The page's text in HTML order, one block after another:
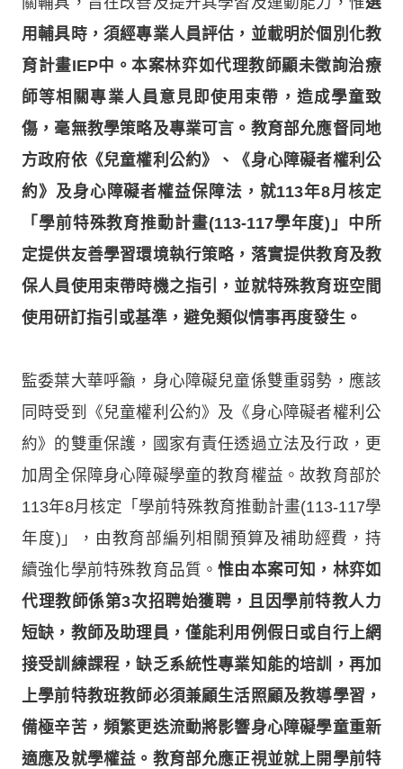
用輔具時，須經專業人員評估，並載明於個別化教
育計畫IEP中。本案林弈如代理教師顯未徵詢治療
師等相關專業人員意見即使用束帶，造成學童致
傷，毫無教學策略及專業可言。教育部允應督同地
方政府依《兒童權利公約》、《身心障礙者權利公
約》及身心障礙者權益保障法，就113年8月核定
「學前特殊教育推動計畫(113-117學年度)」中所
定提供友善學習環境執行策略，落實提供教育及教
保人員使用束帶時機之指引，並就特殊教育班空間
使用研訂指引或基準，避免類似情事再度發生。
監委葉大華呼籲，身心障礙兒童係雙重弱勢，應該
同時受到《兒童權利公約》及《身心障礙者權利公
約》的雙重保護，國家有責任透過立法及行政，更
加周全保障身心障礙學童的教育權益。故教育部於
113年8月核定「學前特殊教育推動計畫(113-117學
年度)」，由教育部編列相關預算及補助經費，持
續強化學前特殊教育品質。惟由本案可知，林弈如
代理教師係第3次招聘始獲聘，且因學前特教人力
短缺，教師及助理員，僅能利用例假日或自行上網
接受訓練課程，缺乏系統性專業知能的培訓，再加
上學前特教班教師必須兼顧生活照顧及教導學習，
備極辛苦，頻繁更迭流動將影響身心障礙學童重新
適應及就學權益。教育部允應正視並就上開學前特